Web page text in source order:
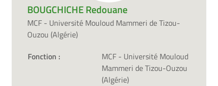
BOUGCHICHE Redouane
MCF - Université Mouloud Mammeri de Tizou-
Ouzou (Algérie)
Fonction :
MCF - Université Mouloud
Mammeri de Tizou-Ouzou
(Algérie)